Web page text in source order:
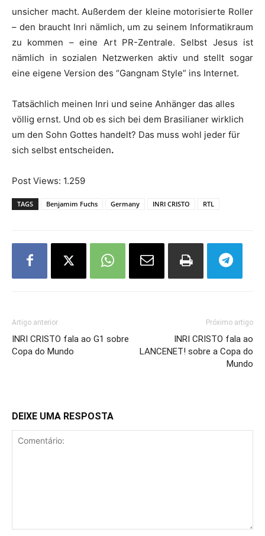
unsicher macht. Außerdem der kleine motorisierte Roller
– den braucht Inri nämlich, um zu seinem Informatikraum
zu kommen – eine Art PR-Zentrale. Selbst Jesus ist
nämlich in sozialen Netzwerken aktiv und stellt sogar
eine eigene Version des “Gangnam Style” ins Internet.
Tatsächlich meinen Inri und seine Anhänger das alles
völlig ernst. Und ob es sich bei dem Brasilianer wirklich
um den Sohn Gottes handelt? Das muss wohl jeder für
sich selbst entscheiden.
Post Views: 1.259
TAGS Benjamim Fuchs Germany INRI CRISTO RTL
Artigo anterior
INRI CRISTO fala ao G1 sobre
Copa do Mundo
Próximo artigo
INRI CRISTO fala ao
LANCENET! sobre a Copa do
Mundo
DEIXE UMA RESPOSTA